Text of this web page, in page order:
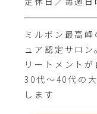
ミルボン最高
ュア認定サロ
リートメントが
30代～40代の
します